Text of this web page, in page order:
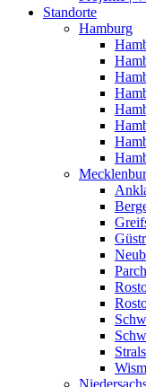
Standorte
Hamburg